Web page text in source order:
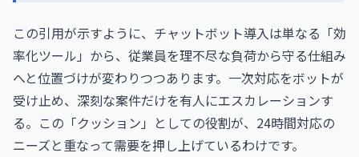
この引用が示すように、チャットボット導入は単なる「効
率化ツール」から、従業員を理不尽な負荷から守る仕組み
へと位置づけが変わりつつあります。一次対応をボットが
受け止め、深刻な案件だけを有人にエスカレーションす
る。この「クッション」としての役割が、24時間対応の
ニーズと重なって需要を押し上げているわけです。